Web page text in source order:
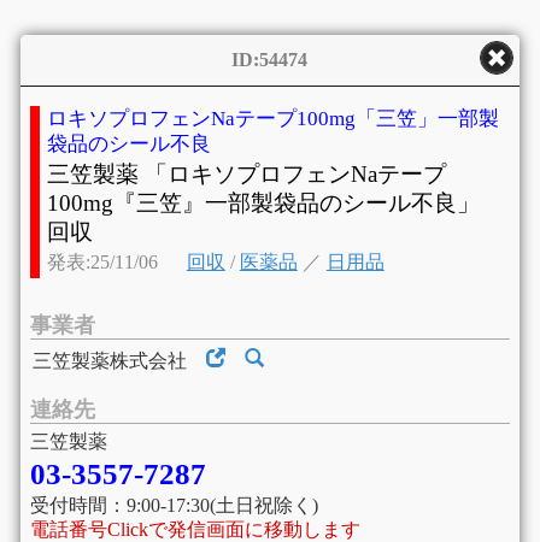
ID:54474
ロキソプロフェンNaテープ100mg「三笠」一部製
袋品のシール不良
三笠製薬 「ロキソプロフェンNaテープ
100mg『三笠』一部製袋品のシール不良」
回収
発表:25/11/06 回収 / 医薬品 ／ 日用品
事業者
三笠製薬株式会社
連絡先
三笠製薬
03-3557-7287
受付時間：9:00-17:30(土日祝除く)
電話番号Clickで発信画面に移動します